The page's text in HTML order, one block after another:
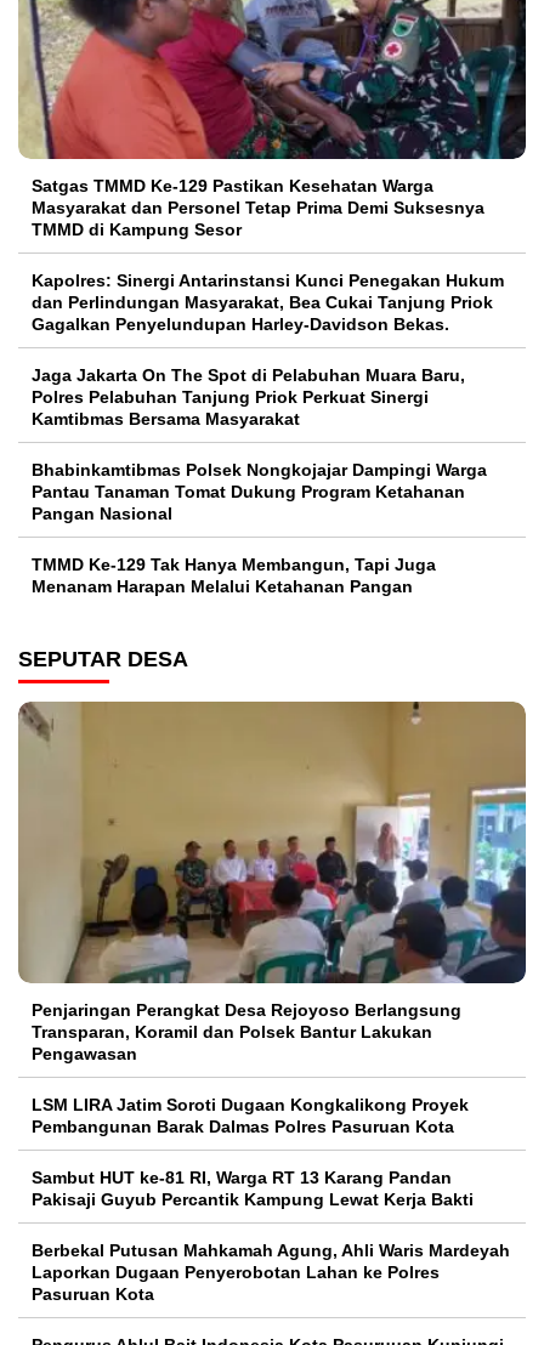
Satgas TMMD Ke-129 Pastikan Kesehatan Warga
Masyarakat dan Personel Tetap Prima Demi Suksesnya
TMMD di Kampung Sesor
Kapolres: Sinergi Antarinstansi Kunci Penegakan Hukum
dan Perlindungan Masyarakat, Bea Cukai Tanjung Priok
Gagalkan Penyelundupan Harley-Davidson Bekas.
Jaga Jakarta On The Spot di Pelabuhan Muara Baru,
Polres Pelabuhan Tanjung Priok Perkuat Sinergi
Kamtibmas Bersama Masyarakat
Bhabinkamtibmas Polsek Nongkojajar Dampingi Warga
Pantau Tanaman Tomat Dukung Program Ketahanan
Pangan Nasional
TMMD Ke-129 Tak Hanya Membangun, Tapi Juga
Menanam Harapan Melalui Ketahanan Pangan
SEPUTAR DESA
Penjaringan Perangkat Desa Rejoyoso Berlangsung
Transparan, Koramil dan Polsek Bantur Lakukan
Pengawasan
LSM LIRA Jatim Soroti Dugaan Kongkalikong Proyek
Pembangunan Barak Dalmas Polres Pasuruan Kota
Sambut HUT ke-81 RI, Warga RT 13 Karang Pandan
Pakisaji Guyub Percantik Kampung Lewat Kerja Bakti
Berbekal Putusan Mahkamah Agung, Ahli Waris Mardeyah
Laporkan Dugaan Penyerobotan Lahan ke Polres
Pasuruan Kota